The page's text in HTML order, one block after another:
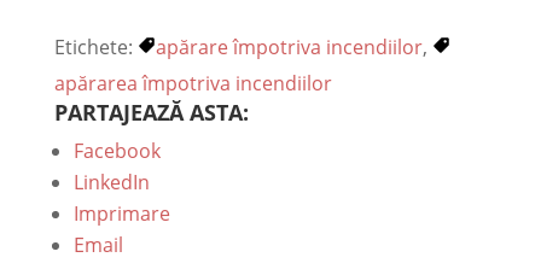
Etichete: apărare împotriva incendiilor,
apărarea împotriva incendiilor
PARTAJEAZĂ ASTA:
Facebook
LinkedIn
Imprimare
Email